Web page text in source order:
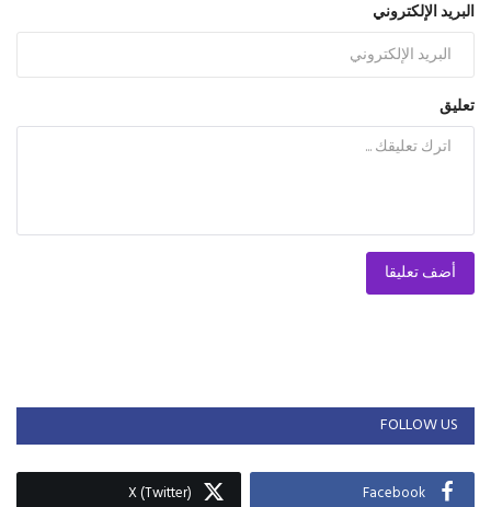
البريد الإلكتروني
تعليق
أضف تعليقا
FOLLOW US
Facebook
X (Twitter)